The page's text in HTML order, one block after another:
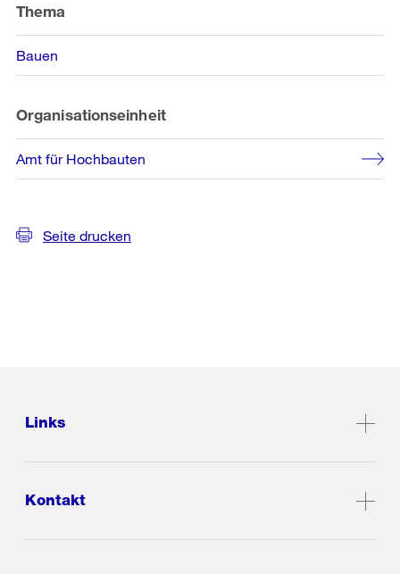
Thema
Bauen
Organisationseinheit
Amt für Hochbauten
Seite drucken
Links
Kontakt